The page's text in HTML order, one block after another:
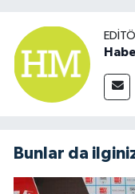
Bunlar da